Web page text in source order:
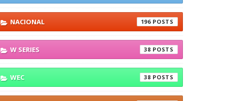
NACIONAL 196
W SERIES 38
WEC 38